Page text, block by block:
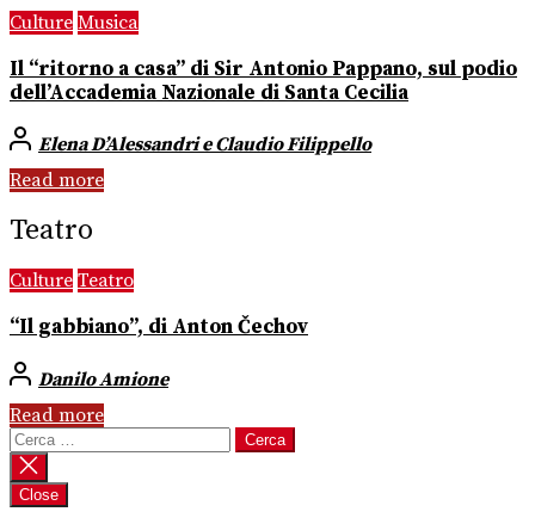
Culture Musica
Il “ritorno a casa” di Sir Antonio Pappano, sul podio
dell’Accademia Nazionale di Santa Cecilia
Elena D’Alessandri e Claudio Filippello
Read more
Teatro
Culture Teatro
“Il gabbiano”, di Anton Čechov
Danilo Amione
Read more
Ricerca
per:
Close